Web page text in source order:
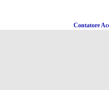
Contatore